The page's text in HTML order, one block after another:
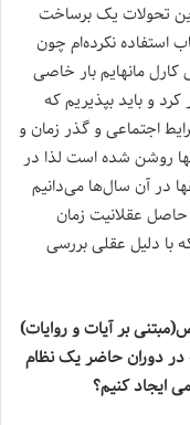
تحولات یک برساخت
استفاده نکرده‌ام چون
مانهایم بار خاصی
و باید بپذیریم که
اجتماعی و گذر زمان و
روشن شده است لذا در
در آن سال‌ها می‌دانیم
حاصل عقلانیت زمان
با دلیل عقلی بررسی
بر آیات و روایات)
در دوران حاضر یک نظام
ایجاد کنیم؟